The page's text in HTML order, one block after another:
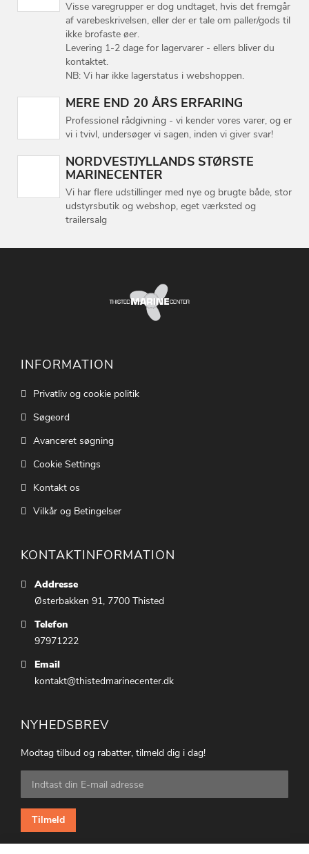
Visse varegrupper er dog undtaget, hvis det fremgår
af varebeskrivelsen, eller der er tale om paller/gods til
ikke brofaste øer.
Levering 1-2 dage for lagervarer - ellers bliver du
kontaktet.
NB: Vi har ikke lagerstatus i webshoppen.
MERE END 20 ÅRS ERFARING
Professionel rådgivning - vi kender vores varer, og er
vi i tvivl, undersøger vi sagen, inden vi giver svar!
NORDVESTJYLLANDS STØRSTE
MARINECENTER
Vi har flere udstillinger med nye og brugte både, stor
udstyrsbutik og webshop, eget værksted og
trailersalg
INFORMATION
Privatliv og cookie politik
Søgeord
Avanceret søgning
Cookie Settings
Kontakt os
Vilkår og Betingelser
KONTAKTINFORMATION
Addresse
Østerbakken 91, 7700 Thisted
Telefon
97971222
Email
kontakt@thistedmarinecenter.dk
NYHEDSBREV
Modtag tilbud og rabatter, tilmeld dig i dag!
Tilmeld
dig
vores
nyhedsbrev:
Tilmeld